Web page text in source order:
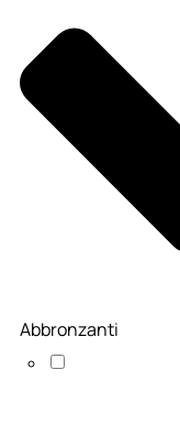
Abbronzanti